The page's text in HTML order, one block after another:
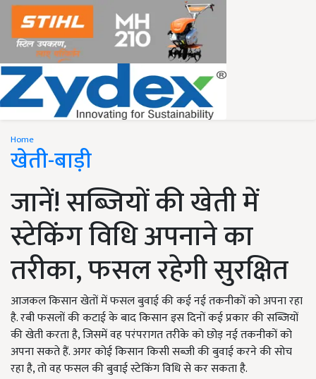
Home
खेती-बाड़ी
जानें! सब्जियों की खेती में
स्टेकिंग विधि अपनाने का
तरीका, फसल रहेगी सुरक्षित
आजकल किसान खेतों में फसल बुवाई की कई नई तकनीकों को अपना रहा
है. रबी फसलों की कटाई के बाद किसान इस दिनों कई प्रकार की सब्जियों
की खेती करता है, जिसमें वह परंपरागत तरीके को छोड़ नई तकनीकों को
अपना सकते हैं. अगर कोई किसान किसी सब्जी की बुवाई करने की सोच
रहा है, तो वह फसल की बुवाई स्टेकिंग विधि से कर सकता है.